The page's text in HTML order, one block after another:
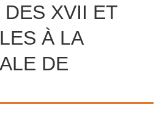
XVII ET
À LA
DE